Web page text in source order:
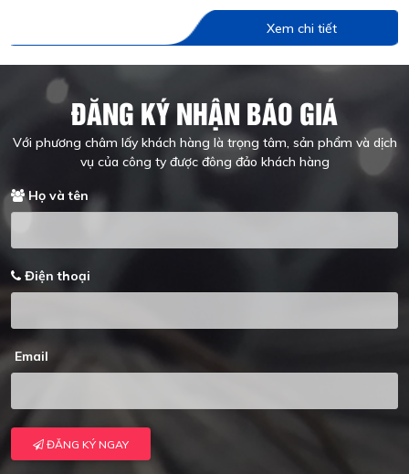
Xem chi tiết
ĐĂNG KÝ NHẬN BÁO GIÁ
Với phương châm lấy khách hàng là trọng tâm, sản phẩm và dịch
vụ của công ty được đông đảo khách hàng
Họ và tên
Điện thoại
Email
ĐĂNG KÝ NGAY